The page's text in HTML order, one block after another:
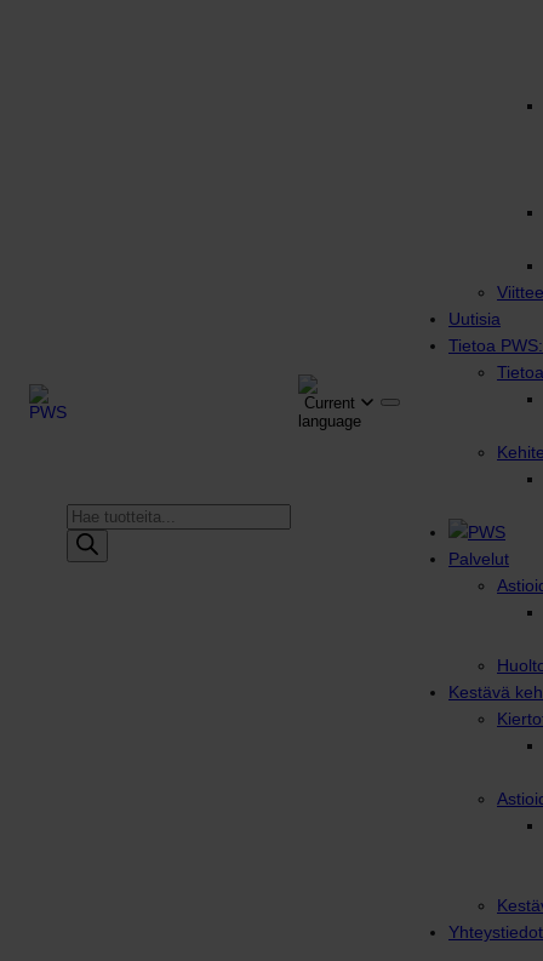
Products
search
Uutisia
Tietoa
Palvelut
Kestävä
Yhteystiedot